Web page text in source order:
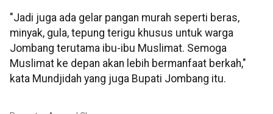
"Jadi juga ada gelar pangan murah seperti beras,
minyak, gula, tepung terigu khusus untuk warga
Jombang terutama ibu-ibu Muslimat. Semoga
Muslimat ke depan akan lebih bermanfaat berkah,"
kata Mundjidah yang juga Bupati Jombang itu.